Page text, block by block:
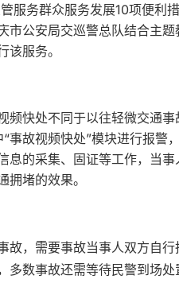
服务群众服务发展10项便利
市公安局交巡警总队结合主
该服务。
频快处不同于以往轻微交通
事故视频快处”模块进行报警
息的采集、固证等工作，当
拥堵的效果。
故，需要事故当事人双方自
多数事故还需等待民警到场